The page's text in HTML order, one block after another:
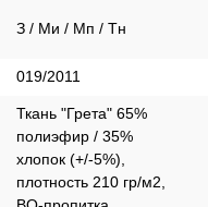
З / Ми / Мп / Тн
019/2011
Ткань "Грета" 65%
полиэфир / 35%
хлопок (+/-5%),
плотность 210 гр/м2,